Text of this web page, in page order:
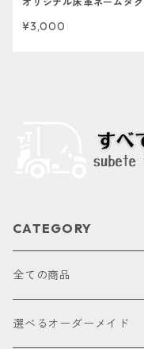
¥3,000
CATEGORY
全ての商品
選べるオーダーメイド